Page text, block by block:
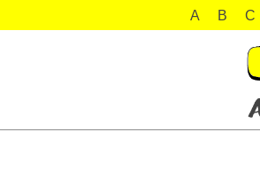
A B C